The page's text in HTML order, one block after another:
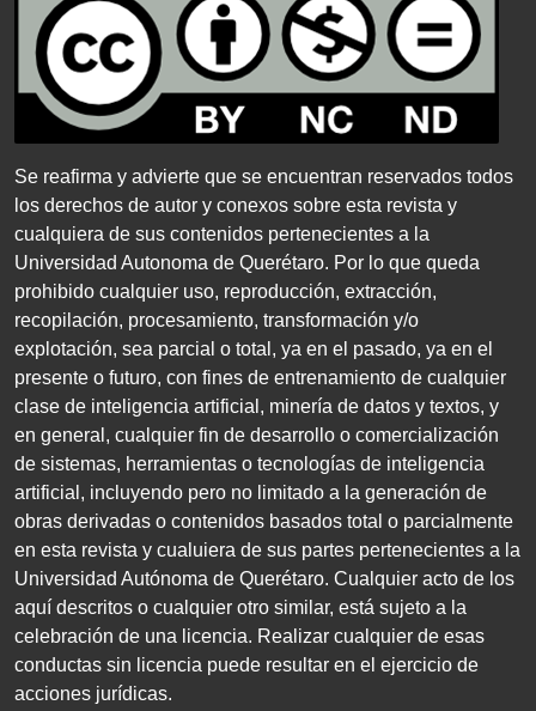
Se reafirma y advierte que se encuentran reservados todos
los derechos de autor y conexos sobre esta revista y
cualquiera de sus contenidos pertenecientes a la
Universidad Autonoma de Querétaro. Por lo que queda
prohibido cualquier uso, reproducción, extracción,
recopilación, procesamiento, transformación y/o
explotación, sea parcial o total, ya en el pasado, ya en el
presente o futuro, con fines de entrenamiento de cualquier
clase de inteligencia artificial, minería de datos y textos, y
en general, cualquier fin de desarrollo o comercialización
de sistemas, herramientas o tecnologías de inteligencia
artificial, incluyendo pero no limitado a la generación de
obras derivadas o contenidos basados total o parcialmente
en esta revista y cualuiera de sus partes pertenecientes a la
Universidad Autónoma de Querétaro. Cualquier acto de los
aquí descritos o cualquier otro similar, está sujeto a la
celebración de una licencia. Realizar cualquier de esas
conductas sin licencia puede resultar en el ejercicio de
acciones jurídicas.